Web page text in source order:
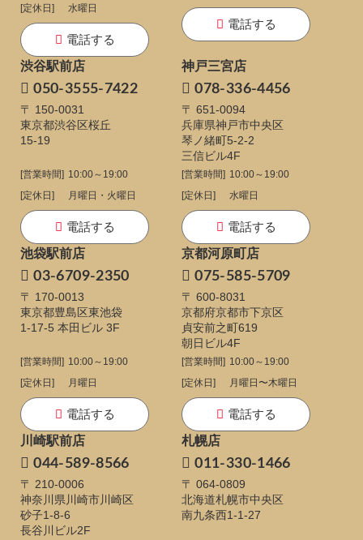
[定休日]
水曜日
電話する
電話する
渋谷駅前店
050-3555-7422
〒 150-0031
東京都渋谷区桜丘
15-19
[営業時間] 10:00～19:00
[定休日]
月曜日・火曜日
電話する
神戸三宮店
078-336-4456
〒 651-0094
兵庫県神戸市中央区
琴ノ緒町5-2-2
三信ビル4F
[営業時間] 10:00～19:00
[定休日]
水曜日
電話する
池袋駅前店
03-6709-2350
〒 170-0013
東京都豊島区東池袋
1-17-5 本田ビル 3F
[営業時間] 10:00～19:00
[定休日]
月曜日
電話する
京都河原町店
075-585-5709
〒 600-8031
京都府京都市下京区
貞安前之町619
朝日ビル4F
[営業時間] 10:00～19:00
[定休日]
月曜日〜木曜日
電話する
川崎駅前店
044-589-8566
〒 210-0006
神奈川県川崎市川崎区
砂子1-8-6
長谷川ビル2F
札幌店
011-330-1466
〒 064-0809
北海道札幌市中央区
南九条西1-1-27